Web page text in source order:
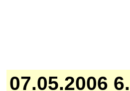
07.05.2006